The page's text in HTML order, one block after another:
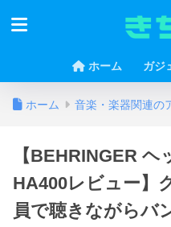
ホーム ガジ
ホーム 音楽・楽器関連の
【BEHRINGER
HA400レビュー】
員で聴きながらバ